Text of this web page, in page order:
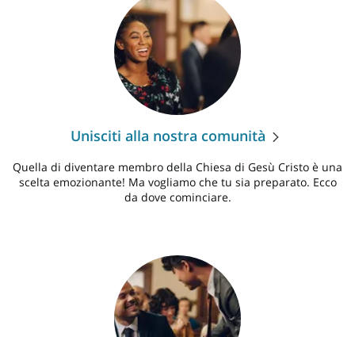
Unisciti alla nostra comunità
Quella di diventare membro della Chiesa di Gesù Cristo è una
scelta emozionante! Ma vogliamo che tu sia preparato. Ecco
da dove cominciare.